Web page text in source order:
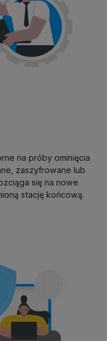
na próby ominięcia
zaszyfrowane lub
się na nowe
stację końcową.